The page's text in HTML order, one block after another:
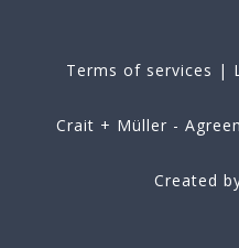
Terms of services |
Crait + Müller -
Created